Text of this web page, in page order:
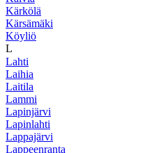
Kärkölä
Kärsämäki
Köyliö
L
Lahti
Laihia
Laitila
Lammi
Lapinjärvi
Lapinlahti
Lappajärvi
Lappeenranta